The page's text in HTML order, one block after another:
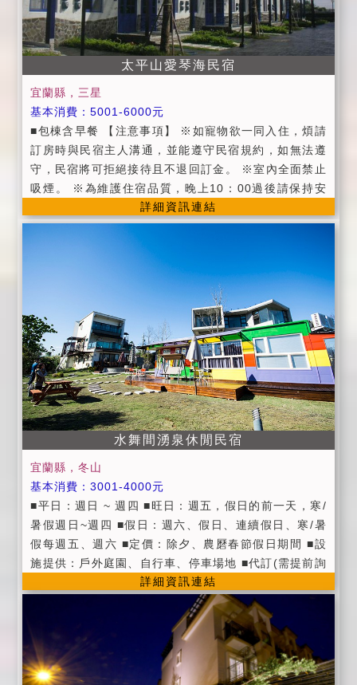
太平山愛琴海民宿
宜蘭縣，三星
基本消費：5001-6000元
■包棟含早餐 【注意事項】 ※如寵物欲一同入住，煩請
訂房時與民宿主人溝通，並能遵守民宿規約，如無法遵
守，民宿將可拒絕接待且不退回訂金。 ※室內全面禁止
吸煙。 ※為維護住宿品質，晚上10：00過後請保持安
靜。 ※包棟旅客可使用餐廳內餐具及冰箱，需使用微波
爐或其他炊煮設備（鍋碗瓢盆）需另收取清潔保證金50
0元，並請自備貴賓您所需的鍋子；請將垃圾分類、物品
洗淨並歸位。 ※周五、周六及連續假日烤肉請於晚上10
點結束；烤肉需另收500元的清潔保證金，並維持場地
整潔，隔天退還。 ※愛琴海12~16人包棟 ■ 二人雅房 x
1、加四人雅房x2、加四人通舖x1、加二人套房x1、 餐
廳、客廳 ■ 客廳備有: 50吋液晶電視、音響、卡拉OK ■
其它設施：專屬停車場、WIFI、第四台、液晶電視、盥
洗用品、冷氣、嬰兒澡盆、烤肉用具、烤箱、電磁爐、
電鍋、微波爐、基礎調味料(油、鹽、糖、醬油)、鍋碗
瓢盆。 平日包棟特惠: 7人以下每人1000元，7人以上每
人加500元 (6歲以下兒童不占床免費) ※蔚藍海岸2~6人
廳、廚房。 ■ 客廳備有：42吋液晶電視、音響、卡拉O
K。 ■ 其它設施：專屬停車場、WIFI、第四台、液晶電
視、盥洗用品、冷氣、嬰兒澡盆、烤肉用具、烤箱、電
磁爐、電鍋、微波爐、基礎調味料(油、鹽、糖、醬
油)、鍋碗瓢盆。 ■ 加人費用(6歲以下不佔床免費)： ►
平日包棟特惠: 一人1000元(6歲以下不佔床免費) ※黃
金海岸四人樓中樓包層 觀星樓中樓四人包層套房，此房
型無法借用廚房，敬請見諒。 使用設施: ■ 餐廳、客廳
■ 其它設施：專屬停車場、WIFI、第四台、液晶電視、
盥洗用品、冷氣。 ■ 四人觀星樓中樓套房(可加1人)。 ■
加人費用(六歲以下不佔床免費)：定價 800/人。
詳細資訊連結
水舞間湧泉休閒民宿
宜蘭縣，冬山
基本消費：3001-4000元
■平日：週日 ~ 週四 ■旺日：週五，假日的前一天，寒/
暑假週日~週四 ■假日：週六、假日、連續假日、寒/暑
假每週五、週六 ■定價：除夕、農磿春節假日期間 ■設
施提供：戶外庭園、自行車、停車場地 ■代訂(需提前詢
問)：賞鯨、馬場、拔三星蔥、泛舟、採蓮 ■入住Check
in 3:00 PM ; 退房 check out 11:00 AM ■早餐時間: 8:
00AM~ 10:00AM(通常以清粥小菜為主,若有茹素，請於
入住前及入住時告知) ■住宿當日客房保留到下午7點，
如會更晚抵達請事先通知。 ■廚房恕不外借 (包棟除外),
若有取用廚房用品，請於使用後，幫忙洗潔瀝乾或歸回
詳細資訊連結